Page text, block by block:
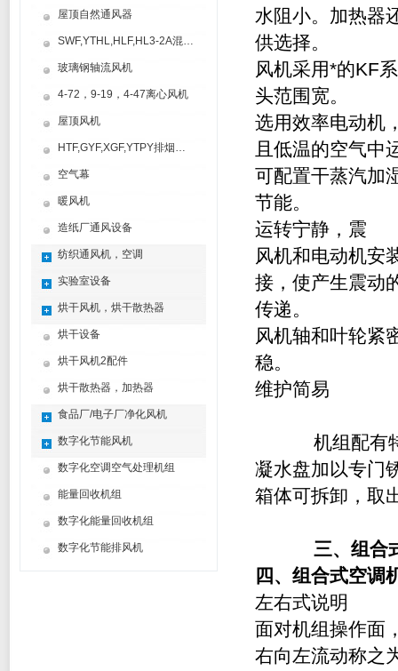
屋顶自然通风器
SWF,YTHL,HLF,HL3-2A混流风机
玻璃钢轴流风机
4-72，9-19，4-47离心风机
屋顶风机
HTF,GYF,XGF,YTPY排烟风机
空气幕
暖风机
造纸厂通风设备
纺织通风机，空调
实验室设备
烘干风机，烘干散热器
烘干设备
烘干风机2配件
烘干散热器，加热器
食品厂/电子厂净化风机
数字化节能风机
数字化空调空气处理机组
能量回收机组
数字化能量回收机组
数字化节能排风机
水阻小。加热器
供选择。
风机采用*的KF
头范围宽。
选用效率电动机
且低温的空气中
可配置干蒸汽加
节能。
运转宁静，震
风机和电动机安
接，使产生震动
传递。
风机轴和叶轮紧
稳。
维护简易
机组配有特殊
凝水盘加以专门
箱体可拆卸，取
三、 组合
四、 组合式空调
左右式说明
面对机组操作面
右向左流动称之